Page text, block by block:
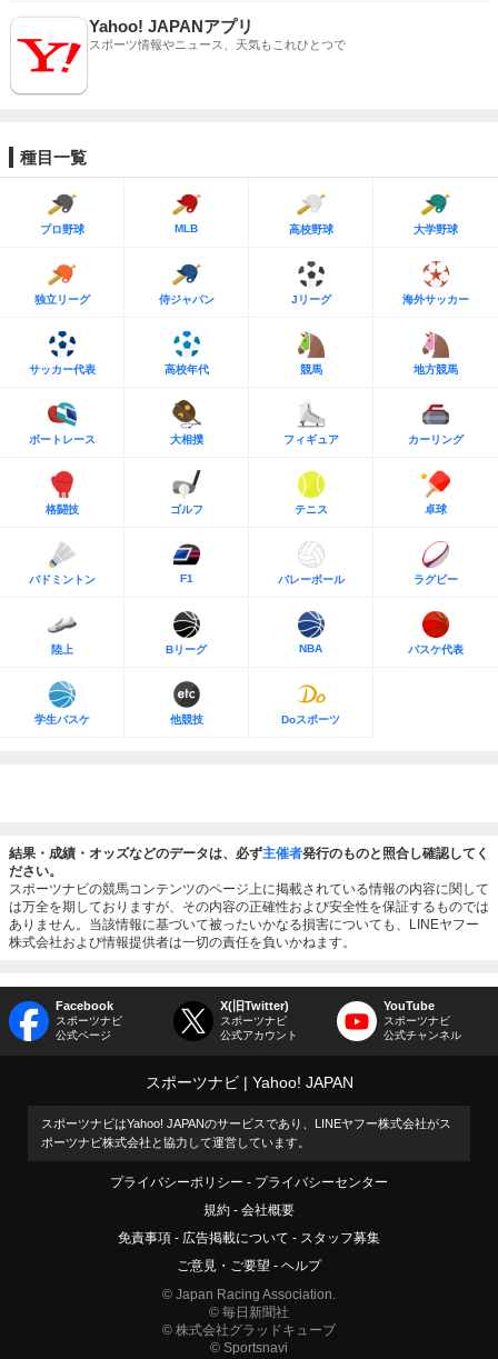
Yahoo! JAPANアプリ
スポーツ情報やニュース、天気もこれひとつで
種目一覧
プロ野球 MLB 高校野球 大学野球
独立リーグ 侍ジャパン Jリーグ 海外サッカー
サッカー代表 高校年代 競馬 地方競馬
ボートレース 大相撲 フィギュア カーリング
格闘技 ゴルフ テニス 卓球
バドミントン F1 バレーボール ラグビー
陸上 Bリーグ NBA バスケ代表
学生バスケ 他競技 Doスポーツ
結果・成績・オッズなどのデータは、必ず主催者発行のものと照合し確認してく
ださい。
スポーツナビの競馬コンテンツのページ上に掲載されている情報の内容に関して
は万全を期しておりますが、その内容の正確性および安全性を保証するものでは
ありません。当該情報に基づいて被ったいかなる損害についても、LINEヤフー
株式会社および情報提供者は一切の責任を負いかねます。
Facebook
スポーツナビ
公式ページ
X(旧Twitter)
スポーツナビ
公式アカウント
YouTube
スポーツナビ
公式チャンネル
スポーツナビ Yahoo! JAPAN
スポーツナビはYahoo! JAPANのサービスであり、LINEヤフー株式会社がス
ポーツナビ株式会社と協力して運営しています。
プライバシーポリシー
プライバシーセンター
規約
会社概要
免責事項
広告掲載について
スタッフ募集
ご意見・ご要望
ヘルプ
© Japan Racing Association.
© 毎日新聞社
© 株式会社グラッドキューブ
© Sportsnavi